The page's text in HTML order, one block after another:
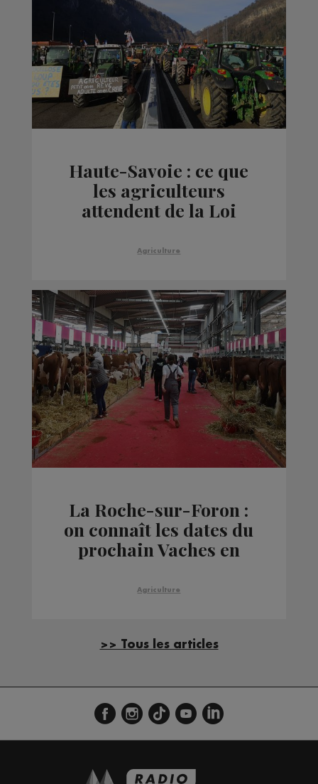
Haute-Savoie : ce que
les agriculteurs
attendent de la Loi
ils se réjouissent de son
Agriculture
La Roche-sur-Foron :
on connaît les dates du
prochain Vaches en
Agriculture
>> Tous les articles